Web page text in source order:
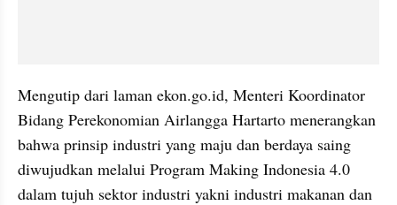
Mengutip dari laman ekon.go.id, Menteri Koordinator
Bidang Perekonomian Airlangga Hartarto menerangkan
bahwa prinsip industri yang maju dan berdaya saing
diwujudkan melalui Program Making Indonesia 4.0
dalam tujuh sektor industri yakni industri makanan dan